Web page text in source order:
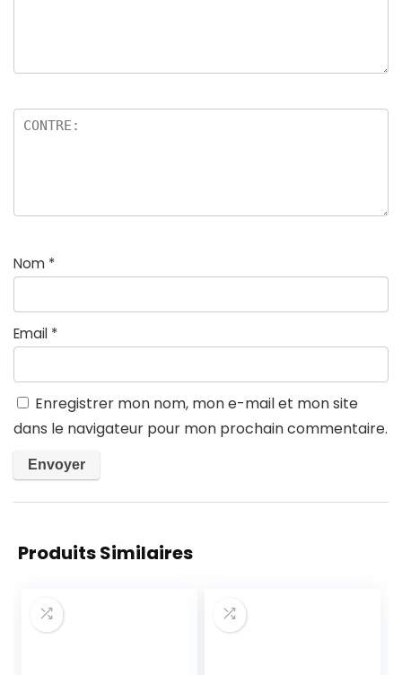
Nom *
Email *
Enregistrer mon nom, mon e-mail et mon site
dans le navigateur pour mon prochain commentaire.
Produits Similaires